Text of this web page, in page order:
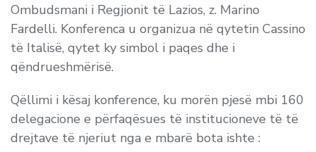
Ombudsmani i Regjionit të Lazios, z. Marino
Fardelli. Konferenca u organizua në qytetin Cassino
të Italisë, qytet ky simbol i paqes dhe i
qëndrueshmërisë.
Qëllimi i kësaj konference, ku morën pjesë mbi 160
delegacione e përfaqësues të institucioneve të të
drejtave të njeriut nga e mbarë bota ishte :